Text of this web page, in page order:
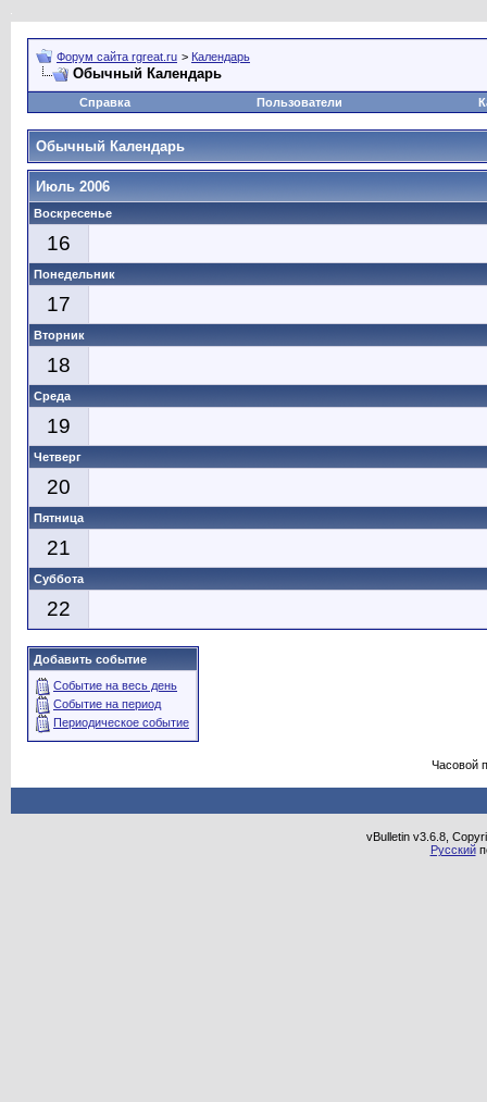
Форум сайта rgreat.ru > Календарь
Обычный Календарь
Справка Пользователи
Обычный Календарь
Июль 2006
Воскресенье
16
Понедельник
17
Вторник
18
Среда
19
Четверг
20
Пятница
21
Суббота
22
Добавить событие
Событие на весь день
Событие на период
Периодическое событие
Часовой
vBulletin v3.6.8,
Русский